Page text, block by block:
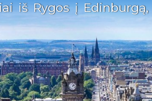
iš Rygos į